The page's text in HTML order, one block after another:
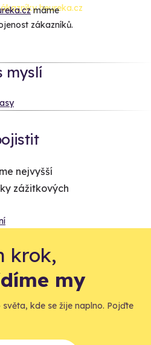
máme
zákazníků.
myslí
nejvyšší
zážitkových
krok,
my
kde se žije naplno. Pojďte